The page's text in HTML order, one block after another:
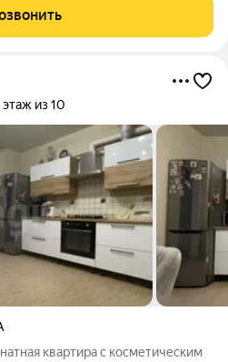
самом центре событий! Детские
этаж из 10
кваpтирa с кoсметическим